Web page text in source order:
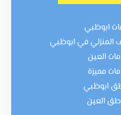
ابوظبي
المنزلي في ابوظبي
العين
مميزة
ابوظبي
العين